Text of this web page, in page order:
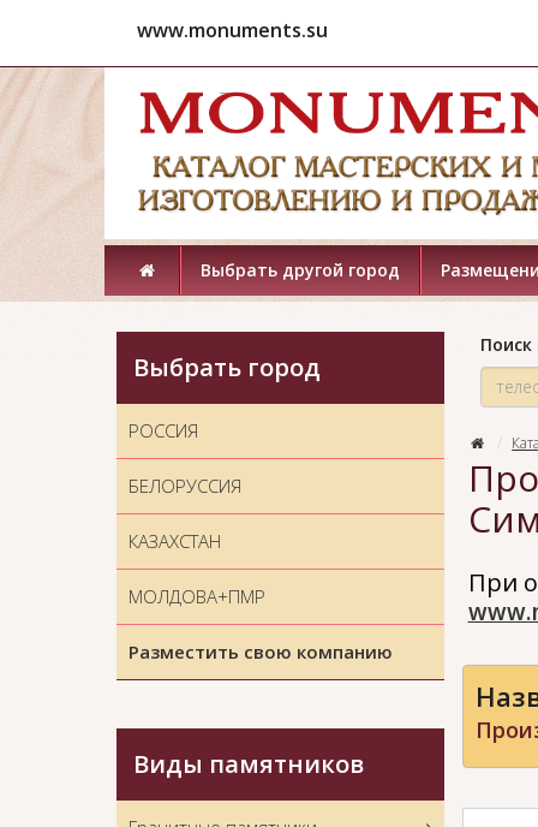
www.monuments.su
Выбрать другой город
Поиск
При
Выбрать город
РОССИЯ
БЕЛОРУССИЯ
КАЗАХСТАН
МОЛДОВА+ПМР
Разместить свою компанию
Виды памятников